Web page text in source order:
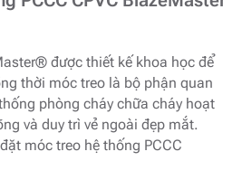
được thiết kế khoa học để
thời móc treo là bộ phận quan
phòng cháy chữa cháy hoạt
và duy trì vẻ ngoài đẹp mắt.
móc treo hệ thống PCCC